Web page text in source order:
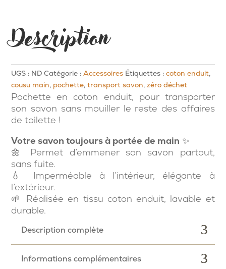
Description
UGS : ND Catégorie :Accessoires Étiquettes :coton enduit,
cousu main, pochette,transport savon,zéro déchet
Pochette en coton enduit, pour transporter
son savon sans mouiller le reste des affaires
de toilette !
Votre savon toujours à portée de main ✨
🌼 Permet d’emmener son savon partout,
sans fuite.
💧 Imperméable à l’intérieur, élégante à
l’extérieur.
🌱 Réalisée en tissu coton enduit, lavable et
durable.
Description complète
Informations complémentaires